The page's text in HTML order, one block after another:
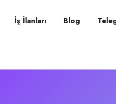
Profili
i̇nşaat & yapı alanında faaliyet
İş İlanları Blog